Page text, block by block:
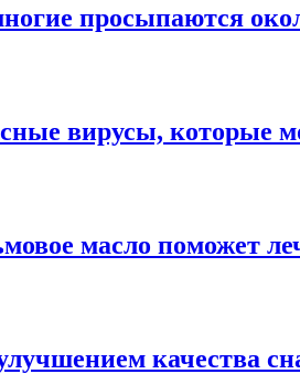
просыпаются
вирусы, которые
масло поможет
качества